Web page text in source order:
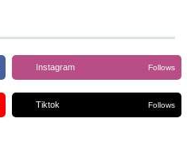
Instagram Follows
Tiktok Follows